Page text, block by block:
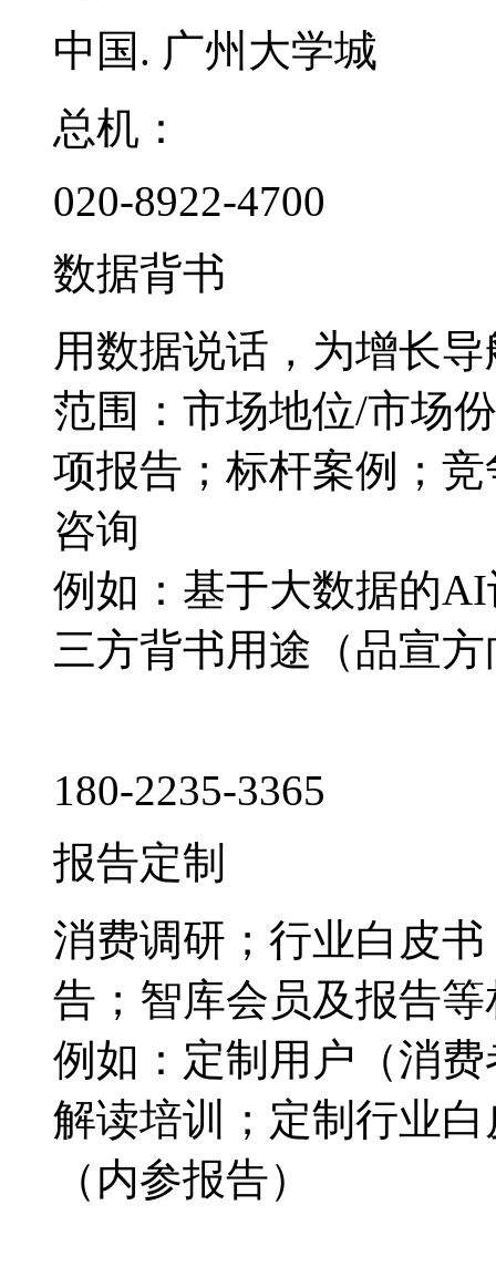
中国. 广州大学城
总机：
020-8922-4700
数据背书
用数据说话，为增长导
范围：市场地位/市场
项报告；标杆案例；
咨询
例如：基于大数据的
三方背书用途（品宣
180-2235-3365
报告定制
消费调研；行业白皮
告；智库会员及报告
例如：定制用户（消
解读培训；定制行业
（内参报告）